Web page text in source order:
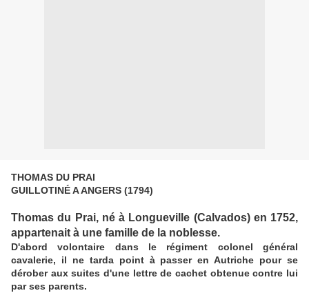
THOMAS DU PRAI
GUILLOTINÉ A ANGERS (1794)
Thomas du Prai, né à Longueville (Calvados) en 1752,
appartenait à une famille de la noblesse.
D'abord volontaire dans le régiment colonel général
cavalerie, il ne tarda point à passer en Autriche pour se
dérober aux suites d'une lettre de cachet obtenue contre lui
par ses parents.